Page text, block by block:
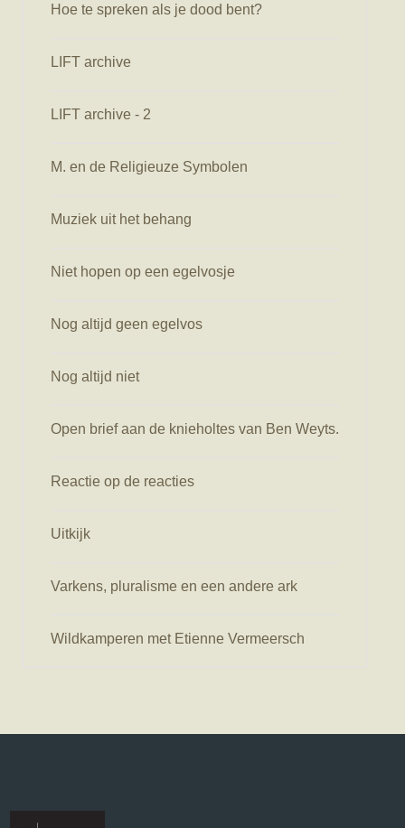
Hoe te spreken als je dood bent?
LIFT archive
LIFT archive - 2
M. en de Religieuze Symbolen
Muziek uit het behang
Niet hopen op een egelvosje
Nog altijd geen egelvos
Nog altijd niet
Open brief aan de knieholtes van Ben Weyts.
Reactie op de reacties
Uitkijk
Varkens, pluralisme en een andere ark
Wildkamperen met Etienne Vermeersch